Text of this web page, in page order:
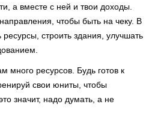
а вместе с ней и твои доходы.
чтобы быть на чеку. В
строить здания, улучшать
много ресурсов. Будь готов к
свои юниты, чтобы
значит, надо думать, а не